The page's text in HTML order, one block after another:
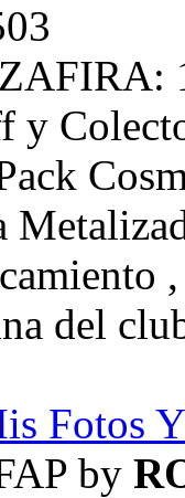
y
del
Fotos
by